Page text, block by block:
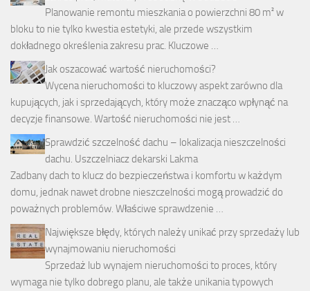
Planowanie remontu mieszkania o powierzchni 80 m² w
bloku to nie tylko kwestia estetyki, ale przede wszystkim
dokładnego określenia zakresu prac. Kluczowe …
Jak oszacować wartość nieruchomości?
Wycena nieruchomości to kluczowy aspekt zarówno dla
kupujących, jak i sprzedających, który może znacząco wpłynąć na
decyzje finansowe. Wartość nieruchomości nie jest …
Sprawdzić szczelność dachu – lokalizacja nieszczelności
dachu. Uszczelniacz dekarski Lakma
Zadbany dach to klucz do bezpieczeństwa i komfortu w każdym
domu, jednak nawet drobne nieszczelności mogą prowadzić do
poważnych problemów. Właściwe sprawdzenie …
Największe błędy, których należy unikać przy sprzedaży lub
wynajmowaniu nieruchomości
Sprzedaż lub wynajem nieruchomości to proces, który
wymaga nie tylko dobrego planu, ale także unikania typowych